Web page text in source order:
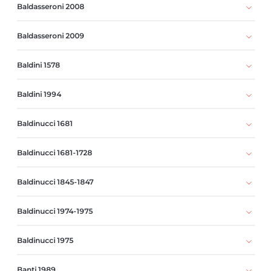
Baldasseroni 2008
Baldasseroni 2009
Baldini 1578
Baldini 1994
Baldinucci 1681
Baldinucci 1681-1728
Baldinucci 1845-1847
Baldinucci 1974-1975
Baldinucci 1975